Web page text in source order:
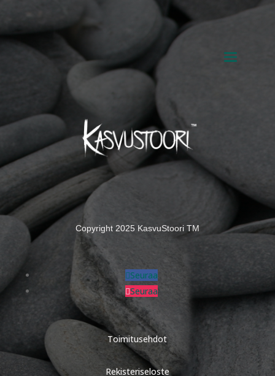
Copyright 2025 KasvuStoori TM
Seuraa
Seuraa
Toimitusehdot
Rekisteriseloste